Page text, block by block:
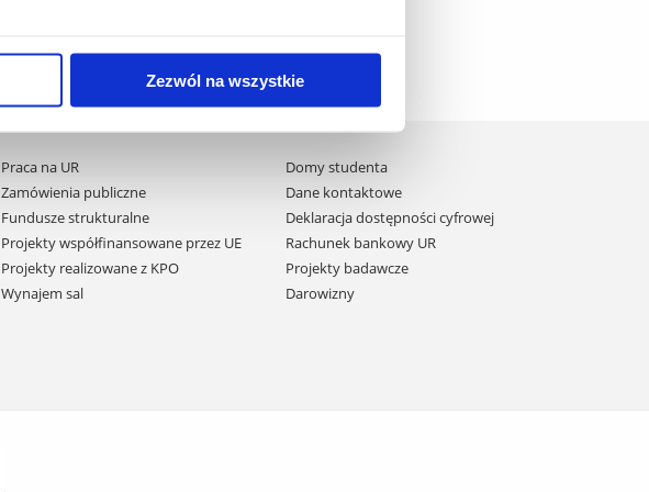
Zezwól na wszystkie
Praca na UR
Zamówienia publiczne
Fundusze strukturalne
Projekty współfinansowane przez UE
Projekty realizowane z KPO
Wynajem sal
Domy studenta
Dane kontaktowe
Deklaracja dostępności cyfrowej
Rachunek bankowy UR
Projekty badawcze
Darowizny